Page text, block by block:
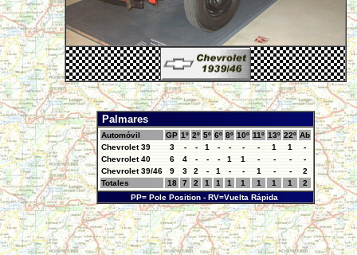
Palmares
Automóvil GP 1º 2º 5º 6º 8º 10º 11º 13º 22º Ab
Chevrolet 39
3 - - 1 - - - - 1 1
-
Chevrolet 40
6 4 - - - 1 1 - - -
-
Chevrolet 39/46
9 3 2 - 1 - - 1 - -
2
Totales
18 7 2 1 1 1 1 1 1 1
2
PP= Pole Position - RV=Vuelta Rápida